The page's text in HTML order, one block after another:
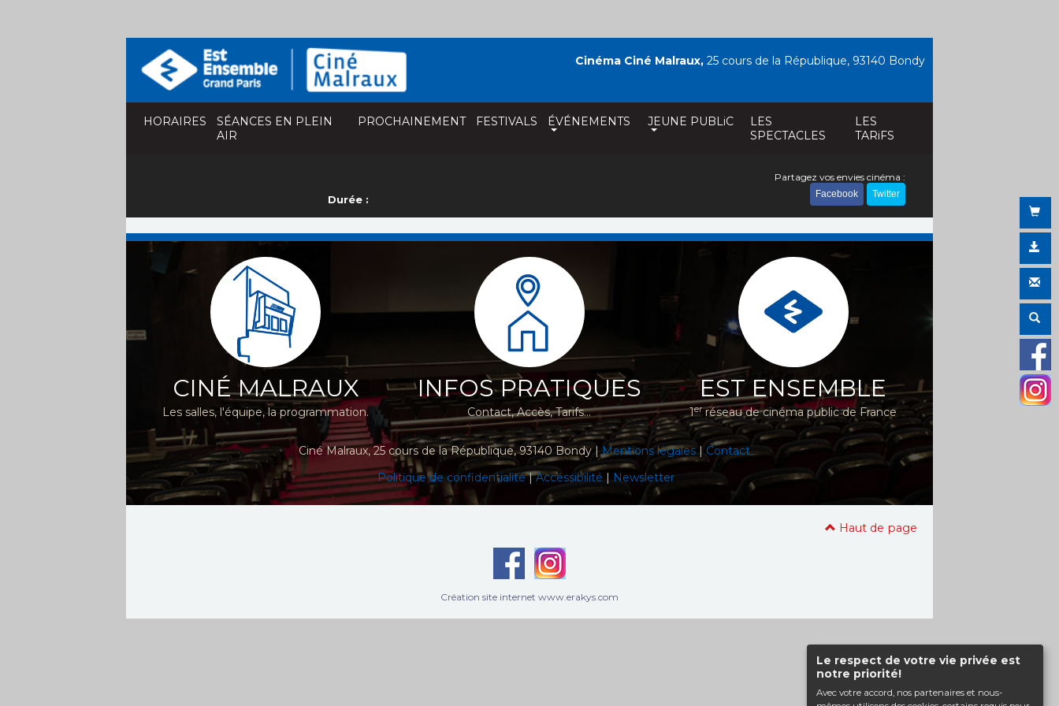
Le respect de votre vie privée est
notre priorité!
Avec votre accord, nos partenaires et nous-
HORAIRES
SÉANCES EN PLEIN
AIR
PROCHAINEMENT FESTIVALS ÉVÉNEMENTS JEUNE PUBLiC
LES
SPECTACLES
LES
TARiFS
Cinéma Ciné Malraux, 25 cours de la République, 93140 Bondy
Durée :
Partagez vos envies cinéma :
Facebook Twitter
CINÉ MALRAUX
Les salles, l'équipe, la programmation.
INFOS PRATIQUES
Contact, Accès, Tarifs...
EST ENSEMBLE
1erréseau de cinéma public de France
Ciné Malraux, 25 cours de la République, 93140 Bondy |Mentions légales| Contact
Politique de confidentialité|Accéssibilité | Newsletter
Haut de page
Création site internet www.erakys.com